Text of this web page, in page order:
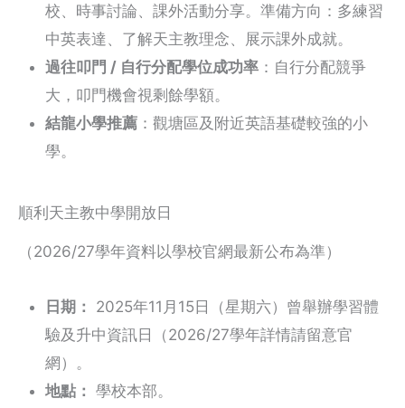
校、時事討論、課外活動分享。準備方向：多練習
中英表達、了解天主教理念、展示課外成就。
過往叩門 / 自行分配學位成功率 ：自行分配競爭
大，叩門機會視剩餘學額。
結龍小學推薦 ：觀塘區及附近英語基礎較強的小
學。
順利天主教中學開放日
（2026/27學年資料以學校官網最新公布為準）
日期：
2025年11月15日（星期六）曾舉辦學習體
驗及升中資訊日（2026/27學年詳情請留意官
網）。
地點： 學校本部。